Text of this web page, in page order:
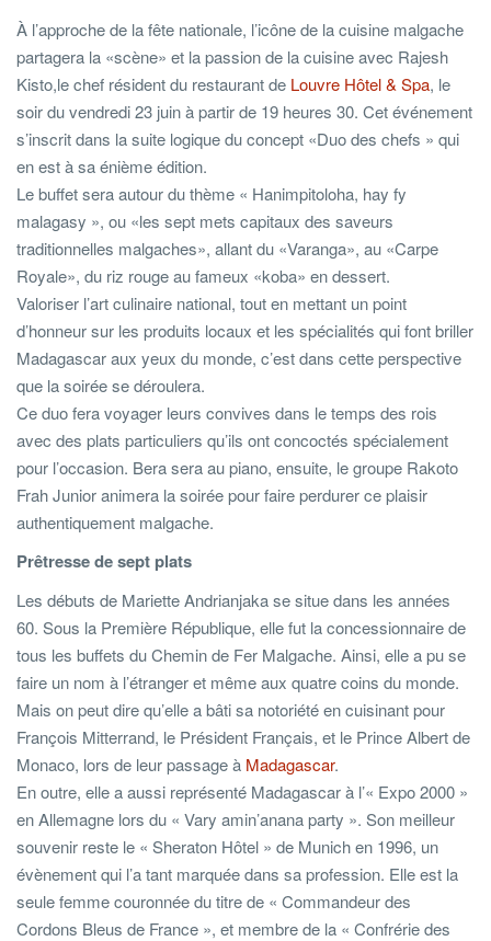
À l’approche de la fête nationale, l’icône de la cuisine malgache
partagera la «scène» et la passion de la cuisine avec Rajesh
Kisto,le chef résident du restaurant de Louvre Hôtel & Spa, le
soir du vendredi 23 juin à partir de 19 heures 30. Cet événement
s’inscrit dans la suite logique du concept «Duo des chefs » qui
en est à sa énième édition.
Le buffet sera autour du thème « Hanimpitoloha, hay fy
malagasy », ou «les sept mets capitaux des saveurs
traditionnelles malgaches», allant du «Varanga», au «Carpe
Royale», du riz rouge au fameux «koba» en dessert.
Valoriser l’art culinaire national, tout en mettant un point
d’honneur sur les produits locaux et les spécialités qui font briller
Madagascar aux yeux du monde, c’est dans cette perspective
que la soirée se déroulera.
Ce duo fera voyager leurs convives dans le temps des rois
avec des plats particuliers qu’ils ont concoctés spécialement
pour l’occasion. Bera sera au piano, ensuite, le groupe Rakoto
Frah Junior animera la soirée pour faire perdurer ce plaisir
authentiquement malgache.
Prêtresse de sept plats
Les débuts de Mariette Andrianjaka se situe dans les années
60. Sous la Première République, elle fut la concessionnaire de
tous les buffets du Chemin de Fer Malgache. Ainsi, elle a pu se
faire un nom à l’étranger et même aux quatre coins du monde.
Mais on peut dire qu’elle a bâti sa notoriété en cuisinant pour
François Mitterrand, le Président Français, et le Prince Albert de
Monaco, lors de leur passage à Madagascar.
En outre, elle a aussi représenté Madagascar à l’« Expo 2000 »
en Allemagne lors du « Vary amin’anana party ». Son meilleur
souvenir reste le « Sheraton Hôtel » de Munich en 1996, un
évènement qui l’a tant marquée dans sa profession. Elle est la
seule femme couronnée du titre de « Commandeur des
Cordons Bleus de France », et membre de la « Confrérie des